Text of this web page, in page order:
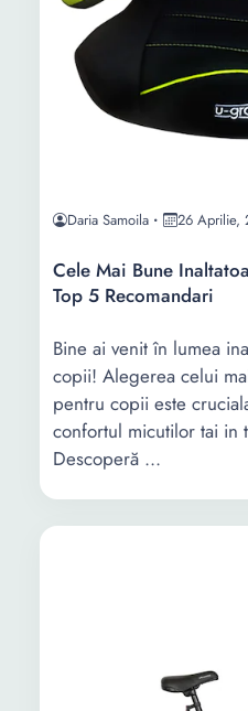
Daria Samoila 26 Aprilie,
Cele Mai Bune
Top 5 Recomandari
Bine ai venit în lumea
copii! Alegerea celui
pentru copii este
confortul micutilor tai in
Descoperă ...